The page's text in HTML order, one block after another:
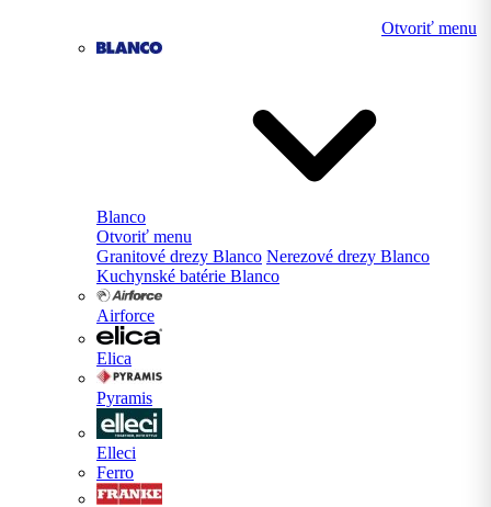
Otvoriť menu
Blanco
Otvoriť menu
Granitové drezy Blanco Nerezové drezy Blanco
Kuchynské batérie Blanco
Airforce
Elica
Pyramis
Elleci
Ferro